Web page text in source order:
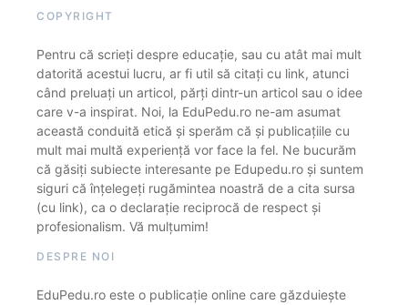
COPYRIGHT
Pentru că scrieți despre educație, sau cu atât mai mult
datorită acestui lucru, ar fi util să citați cu link, atunci
când preluați un articol, părți dintr-un articol sau o idee
care v-a inspirat. Noi, la EduPedu.ro ne-am asumat
această conduită etică și sperăm că și publicațiile cu
mult mai multă experiență vor face la fel. Ne bucurăm
că găsiți subiecte interesante pe Edupedu.ro și suntem
siguri că înțelegeți rugămintea noastră de a cita sursa
(cu link), ca o declarație reciprocă de respect și
profesionalism. Vă mulțumim!
DESPRE NOI
EduPedu.ro este o publicație online care găzduiește